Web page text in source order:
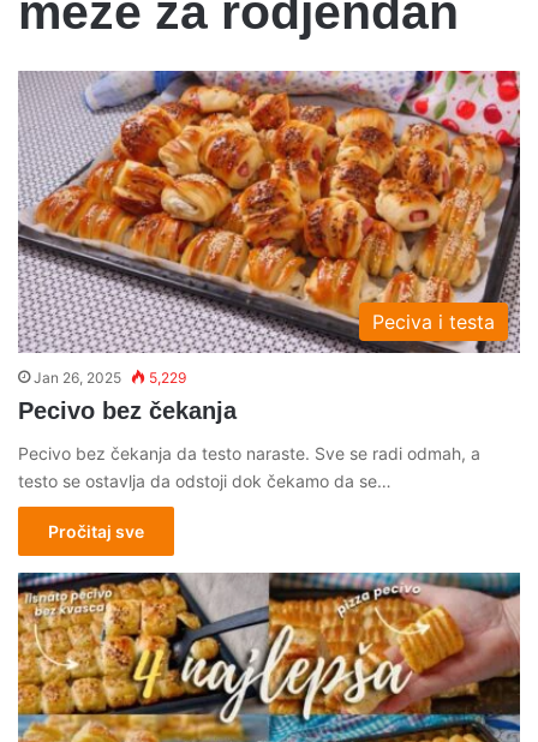
meze za rodjendan
Peciva i testa
Jan 26, 2025 5,229
Pecivo bez čekanja
Pecivo bez čekanja da testo naraste. Sve se radi odmah, a
testo se ostavlja da odstoji dok čekamo da se…
Pročitaj sve